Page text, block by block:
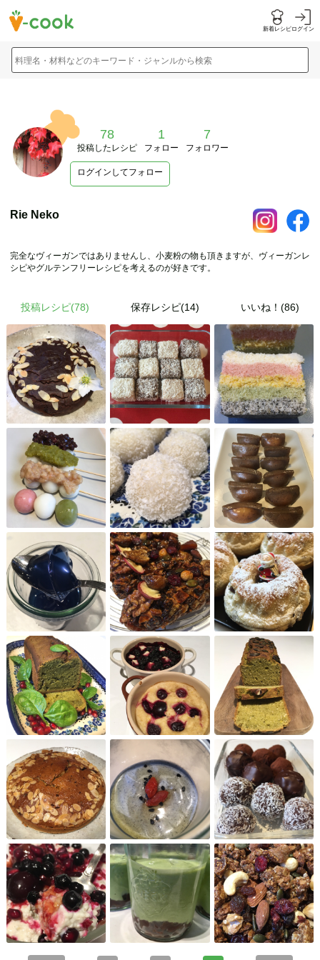
新着レシピログイン
料理名・材料などのキーワード・ジャンルから検索
78
投稿したレシピ
1
フォロー
7
フォロワー
ログインしてフォロー
Rie Neko
完全なヴィーガンではありませんし、小麦粉の物も頂きますが、ヴィーガンレ
シピやグルテンフリーレシピを考えるのが好きです。
投稿レシピ(78) 保存レシピ(14) いいね！(86)